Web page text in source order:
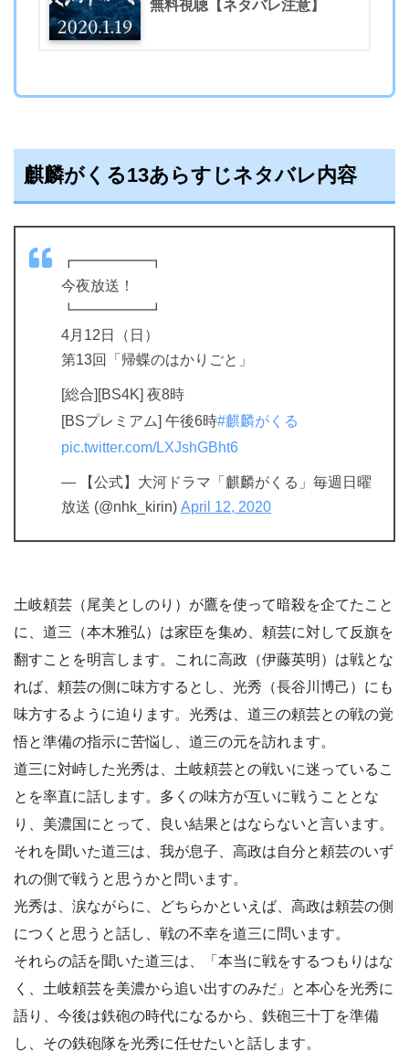
無料視聴【ネタバレ注意】
麒麟がくる13あらすじネタバレ内容
┏━━━━━┓
今夜放送！
┗━━━━━┛
4月12日（日）
第13回「帰蝶のはかりごと」
[総合][BS4K] 夜8時
[BSプレミアム] 午後6時#麒麟がくる
pic.twitter.com/LXJshGBht6
— 【公式】大河ドラマ「麒麟がくる」毎週日曜
放送 (@nhk_kirin) April 12, 2020
土岐頼芸（尾美としのり）が鷹を使って暗殺を企てたこと
に、道三（本木雅弘）は家臣を集め、頼芸に対して反旗を
翻すことを明言します。これに高政（伊藤英明）は戦とな
れば、頼芸の側に味方するとし、光秀（長谷川博己）にも
味方するように迫ります。光秀は、道三の頼芸との戦の覚
悟と準備の指示に苦悩し、道三の元を訪れます。
道三に対峙した光秀は、土岐頼芸との戦いに迷っているこ
とを率直に話します。多くの味方が互いに戦うこととな
り、美濃国にとって、良い結果とはならないと言います。
それを聞いた道三は、我が息子、高政は自分と頼芸のいず
れの側で戦うと思うかと問います。
光秀は、涙ながらに、どちらかといえば、高政は頼芸の側
につくと思うと話し、戦の不幸を道三に問います。
それらの話を聞いた道三は、「本当に戦をするつもりはな
く、土岐頼芸を美濃から追い出すのみだ」と本心を光秀に
語り、今後は鉄砲の時代になるから、鉄砲三十丁を準備
し、その鉄砲隊を光秀に任せたいと話します。